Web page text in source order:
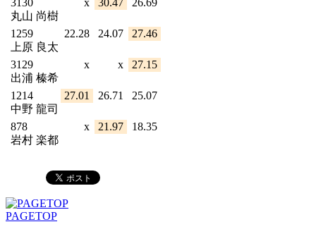
丸山 尚樹
1259
上原 良太
22.28 24.07 27.46
3129
出浦 榛希
x x 27.15
1214
中野 龍司
27.01 26.71 25.07
878
岩村 楽都
x 21.97 18.35
PAGETOP